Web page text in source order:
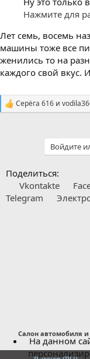
Нажмите для
Лет семь, восемь
машины тоже все
женились то на
каждого свой вкус.
С
и
Серёга 616 и
Войдите
Поделиться:
Vkontakte
Telegram
Салон автомобиля
На данном